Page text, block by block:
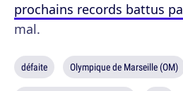
prochains records battus
mal.
défaite Olympique de Marseille (OM)